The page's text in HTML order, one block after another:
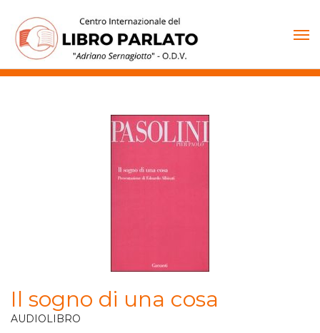
contenuto
Il sogno di una cosa
AUDIOLIBRO